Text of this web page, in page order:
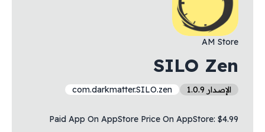
AM Store
SILO Zen
الإصدار 1.0.9 com.darkmatter.SILO.zen
Paid App On AppStore Price On AppStore: $4.99